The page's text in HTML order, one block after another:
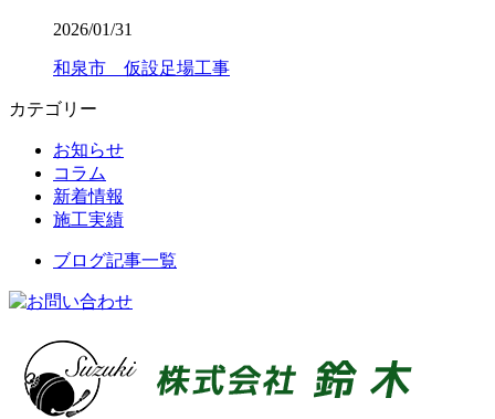
2026/01/31
和泉市 仮設足場工事
カテゴリー
お知らせ
コラム
新着情報
施工実績
ブログ記事一覧